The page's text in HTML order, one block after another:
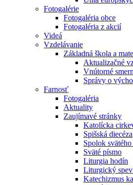
Fotogalérie
Fotogaléria obce
Fotogaléria z akcií
Videá
Vzdelávanie
Základná škola a
Aktualizačné
Vnútorné
Správy o
Farnosť
Fotogaléria
Aktuality
Zaujímavé stránky
Katolícka
Spišská diecéza
Spolok
Sväté písmo
Liturgia hodín
Liturgický
Katechizmus